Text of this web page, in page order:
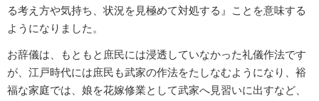
る考え方や気持ち、状況を見極めて対処する』ことを意味する
ようになりました。
お辞儀は、もともと庶民には浸透していなかった礼儀作法です
が、江戸時代には庶民も武家の作法をたしなむようになり、裕
福な家庭では、娘を花嫁修業として武家へ見習いに出すなど、